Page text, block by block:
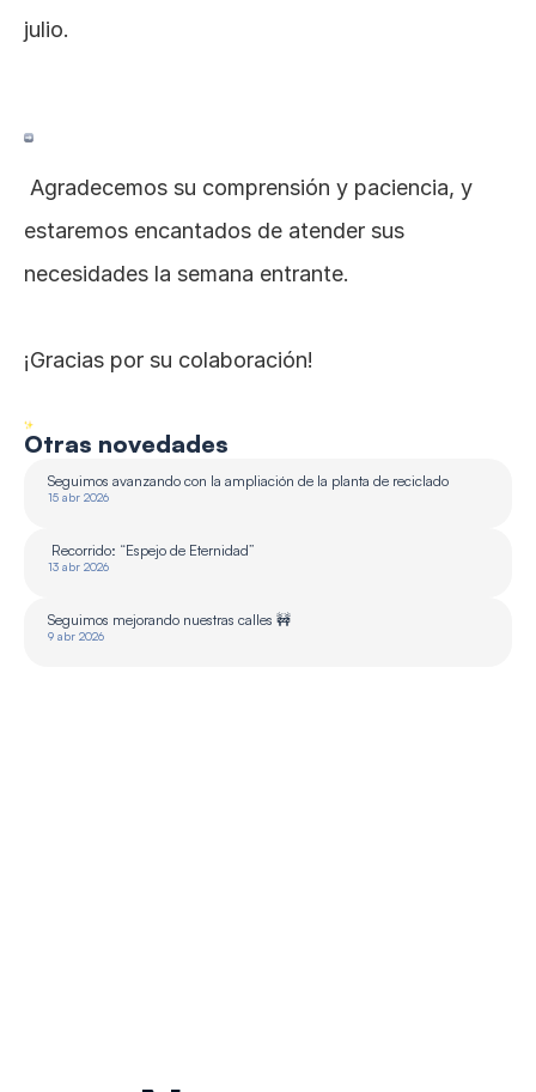
Otras novedades
Seguimos avanzando con la ampliación de la planta de reciclado
15 abr 2026
Recorrido: “Espejo de Eternidad”
13 abr 2026
Seguimos mejorando nuestras calles 🚧
9 abr 2026
julio.
estaremos encantados de atender sus
necesidades la semana entrante.
¡Gracias por su colaboración!